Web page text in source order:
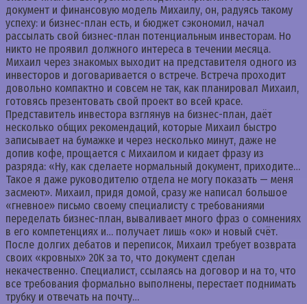
документ и финансовую модель Михаилу, он, радуясь такому
успеху: и бизнес-план есть, и бюджет сэкономил, начал
рассылать свой бизнес-план потенциальным инвесторам. Но
никто не проявил должного интереса в течении месяца.
Михаил через знакомых выходит на представителя одного из
инвесторов и договаривается о встрече. Встреча проходит
довольно компактно и совсем не так, как планировал Михаил,
готовясь презентовать свой проект во всей красе.
Представитель инвестора взглянув на бизнес-план, даёт
несколько общих рекомендаций, которые Михаил быстро
записывает на бумажке и через несколько минут, даже не
допив кофе, прощается с Михаилом и кидает фразу из
разряда: «Ну, как сделаете нормальный документ, приходите…
Такое я даже руководителю отдела не могу показать — меня
засмеют». Михаил, придя домой, сразу же написал большое
«гневное» письмо своему специалисту с требованиями
переделать бизнес-план, вываливает много фраз о сомнениях
в его компетенциях и… получает лишь «ок» и новый счёт.
После долгих дебатов и переписок, Михаил требует возврата
своих «кровных» 20К за то, что документ сделан
некачественно. Специалист, ссылаясь на договор и на то, что
все требования формально выполнены, перестает поднимать
трубку и отвечать на почту…